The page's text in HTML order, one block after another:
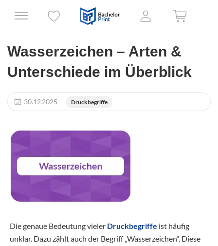
Wasserzeichen – Arten &
Unterschiede im Überblick
30.12.2025 Druckbegriffe
Die genaue Bedeutung vieler Druckbegriffe ist häufig
unklar. Dazu zählt auch der Begriff „Wasserzeichen“. Diese